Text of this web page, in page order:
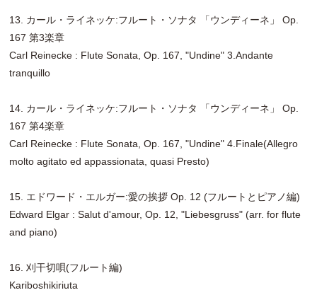
13. カール・ライネッケ:フルート・ソナタ 「ウンディーネ」 Op.
167 第3楽章
Carl Reinecke : Flute Sonata, Op. 167, "Undine" 3.Andante
tranquillo
14. カール・ライネッケ:フルート・ソナタ 「ウンディーネ」 Op.
167 第4楽章
Carl Reinecke : Flute Sonata, Op. 167, "Undine" 4.Finale(Allegro
molto agitato ed appassionata, quasi Presto)
15. エドワード・エルガー:愛の挨拶 Op. 12 (フルートとピアノ編)
Edward Elgar : Salut d'amour, Op. 12, "Liebesgruss" (arr. for flute
and piano)
16. 刈干切唄(フルート編)
Kariboshikiriuta